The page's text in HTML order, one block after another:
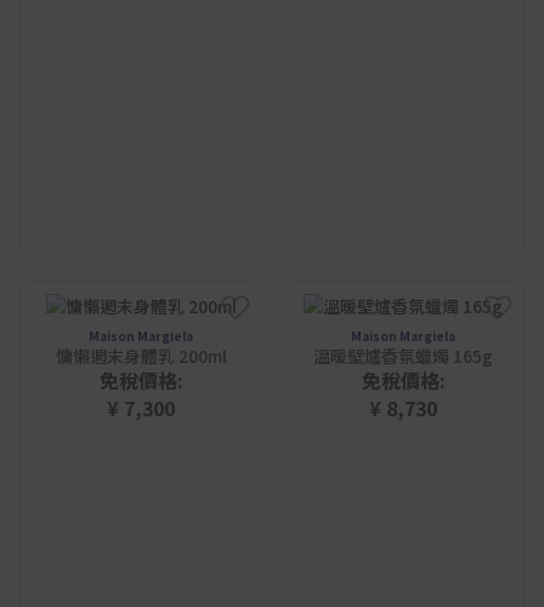
Maison Margiela
慵懶週末身體乳 200ml
免稅價格:
¥ 7,300
Maison Margiela
溫暖壁爐香氛蠟燭 165g
免稅價格:
¥ 8,730